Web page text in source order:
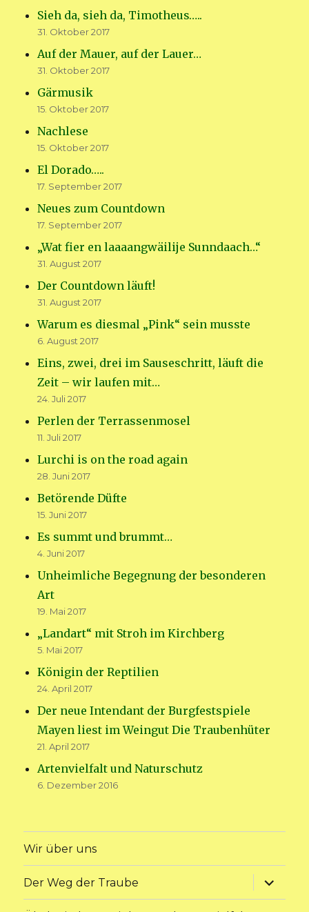
Sieh da, sieh da, Timotheus…..
31. Oktober 2017
Auf der Mauer, auf der Lauer…
31. Oktober 2017
Gärmusik
15. Oktober 2017
Nachlese
15. Oktober 2017
El Dorado…..
17. September 2017
Neues zum Countdown
17. September 2017
„Wat fier en laaaangwäilije Sunndaach…“
31. August 2017
Der Countdown läuft!
31. August 2017
Warum es diesmal „Pink“ sein musste
6. August 2017
Eins, zwei, drei im Sauseschritt, läuft die
Zeit – wir laufen mit…
24. Juli 2017
Perlen der Terrassenmosel
11. Juli 2017
Lurchi is on the road again
28. Juni 2017
Betörende Düfte
15. Juni 2017
Es summt und brummt…
4. Juni 2017
Unheimliche Begegnung der besonderen
Art
19. Mai 2017
„Landart“ mit Stroh im Kirchberg
5. Mai 2017
Königin der Reptilien
24. April 2017
Der neue Intendant der Burgfestspiele
Mayen liest im Weingut Die Traubenhüter
21. April 2017
Artenvielfalt und Naturschutz
6. Dezember 2016
Wir über uns
Der Weg der Traube